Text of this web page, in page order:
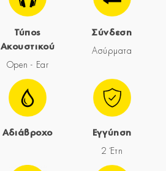
Τύπος
Ακουστικού
Open - Ear
Σύνδεση
Ασύρματα
Αδιάβροχο Εγγύηση
2 Έτη